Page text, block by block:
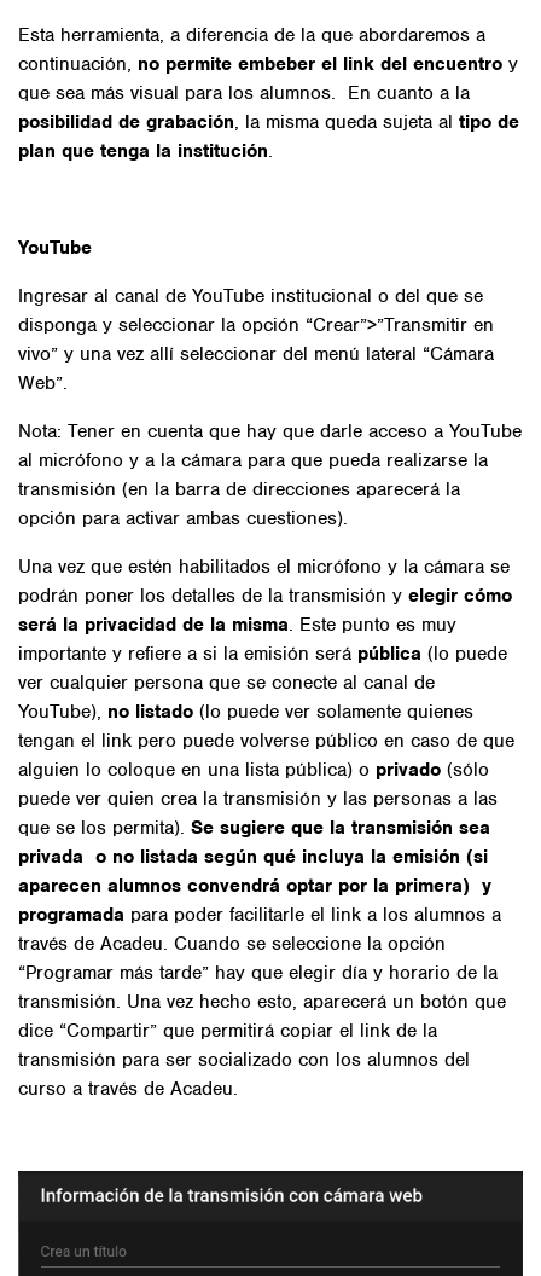
Esta herramienta, a diferencia de la que abordaremos a
continuación, no permite embeber el link del encuentro y
que sea más visual para los alumnos. En cuanto a la
posibilidad de grabación, la misma queda sujeta al tipo de
plan que tenga la institución.
YouTube
Ingresar al canal de YouTube institucional o del que se
disponga y seleccionar la opción “Crear”>”Transmitir en
vivo” y una vez allí seleccionar del menú lateral “Cámara
Web”.
Nota: Tener en cuenta que hay que darle acceso a YouTube
al micrófono y a la cámara para que pueda realizarse la
transmisión (en la barra de direcciones aparecerá la
opción para activar ambas cuestiones).
Una vez que estén habilitados el micrófono y la cámara se
podrán poner los detalles de la transmisión y elegir cómo
será la privacidad de la misma. Este punto es muy
importante y refiere a si la emisión será pública (lo puede
ver cualquier persona que se conecte al canal de
YouTube), no listado (lo puede ver solamente quienes
tengan el link pero puede volverse público en caso de que
alguien lo coloque en una lista pública) o privado (sólo
puede ver quien crea la transmisión y las personas a las
que se los permita). Se sugiere que la transmisión sea
privada o no listada según qué incluya la emisión (si
aparecen alumnos convendrá optar por la primera) y
programada para poder facilitarle el link a los alumnos a
través de Acadeu. Cuando se seleccione la opción
“Programar más tarde” hay que elegir día y horario de la
transmisión. Una vez hecho esto, aparecerá un botón que
dice “Compartir” que permitirá copiar el link de la
transmisión para ser socializado con los alumnos del
curso a través de Acadeu.